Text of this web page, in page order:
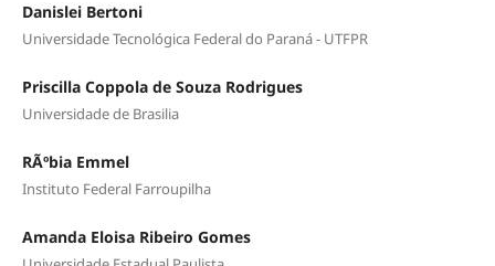
Danislei Bertoni
Universidade Tecnológica Federal do Paraná - UTFPR
Priscilla Coppola de Souza Rodrigues
Universidade de Brasilia
RÃºbia Emmel
Instituto Federal Farroupilha
Amanda Eloisa Ribeiro Gomes